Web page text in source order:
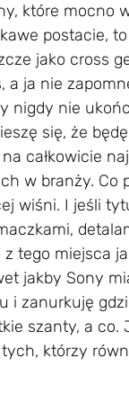
które mocno
postacie,
jako cross
ja nie
nie
się, że
całkowicie
w branży. Co
wiśni. I jeśli
tego miejsca
jakby Sony
i zanurkuję
szanty, a
którzy